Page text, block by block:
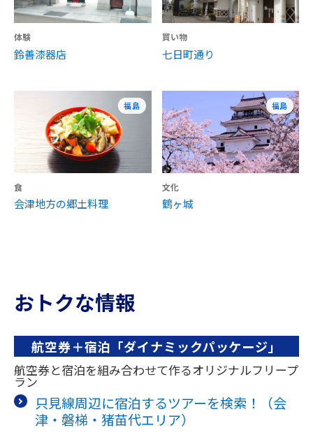
体験
鈴善漆器店
買い物
七日町通り
福島
食
会津地方の郷土料理
福島
文化
鶴ヶ城
おトクな情報
航空券＋宿泊「ダイナミックパッケージ」
航空券と宿泊を組み合わせて作るオリジナルフリープ
ラン
只見線周辺に宿泊するツアーを検索！（会
津・磐梯・猪苗代エリア）